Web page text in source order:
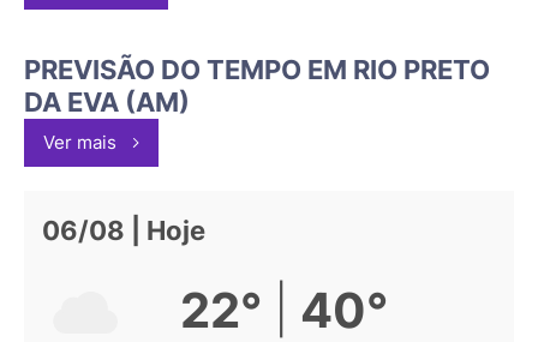
PREVISÃO DO TEMPO EM RIO PRETO
DA EVA (AM)
Ver mais
06/08 | Hoje
22° 40°